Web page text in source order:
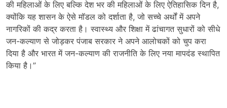
की महिलाओं के लिए बल्कि देश भर की महिलाओं के लिए ऐतिहासिक दिन है,
क्योंकि यह शासन के ऐसे मॉडल को दर्शाता है, जो सच्चे अर्थों में अपने
नागरिकों की कद्र करता है। स्वास्थ्य और शिक्षा में ढांचागत सुधारों को सीधे
जन-कल्याण से जोड़कर पंजाब सरकार ने अपने आलोचकों को चुप करा
दिया है और भारत में जन-कल्याण की राजनीति के लिए नया मापदंड स्थापित
किया है।”